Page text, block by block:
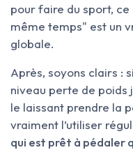
pour faire du sport,
même temps" est un
globale.
Après, soyons clairs :
niveau perte de poids
le laissant prendre la
vraiment l’utiliser
qui est prêt à pédaler